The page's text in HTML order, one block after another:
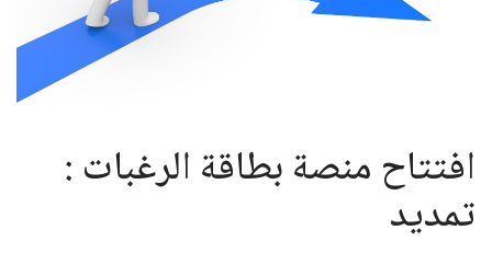
افتتاح منصة بطاقة الرغبات :
تمديد